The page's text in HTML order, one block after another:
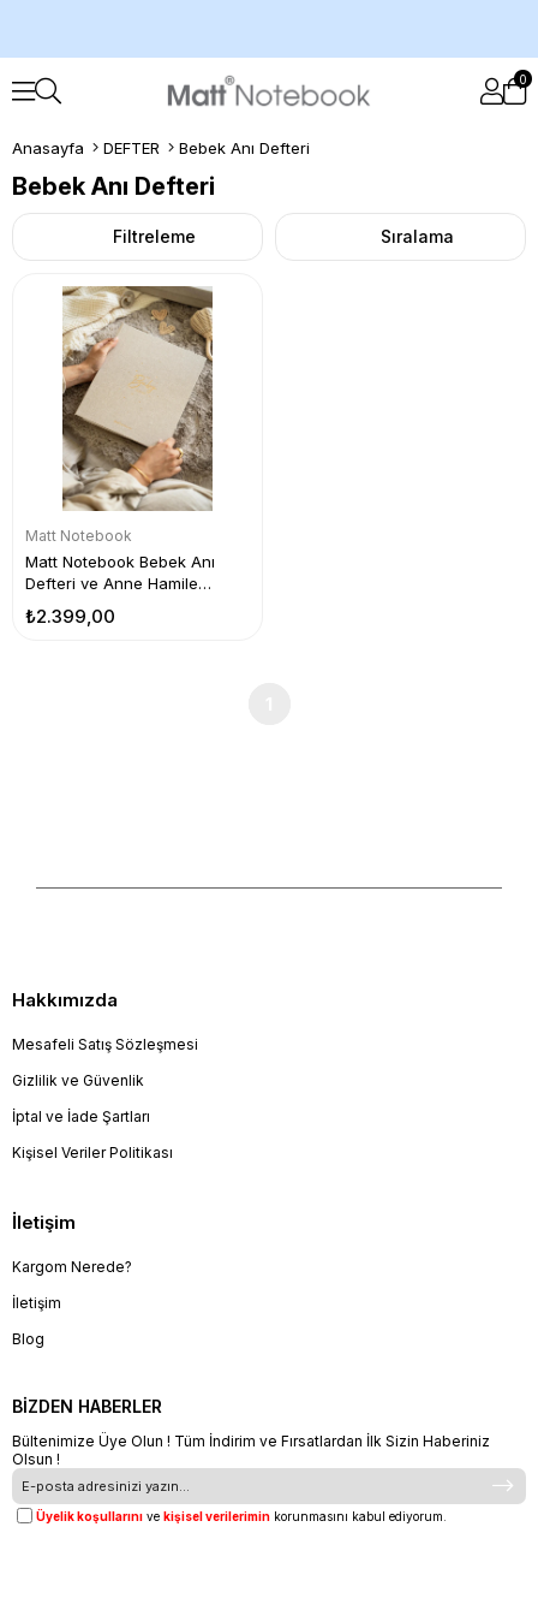
0
Anasayfa DEFTER Bebek Anı Defteri
Bebek Anı Defteri
Filtreleme Sıralama
Matt Notebook
Matt Notebook Bebek Anı
Defteri ve Anne Hamile
₺2.399,00
Hakkımızda
Mesafeli Satış Sözleşmesi
Gizlilik ve Güvenlik
İptal ve İade Şartları
Kişisel Veriler Politikası
İletişim
Kargom Nerede?
İletişim
Blog
BİZDEN HABERLER
Bültenimize Üye Olun ! Tüm İndirim ve Fırsatlardan İlk Sizin Haberiniz
Olsun !
Üyelik koşullarını ve kişisel verilerimin korunmasını kabul ediyorum.